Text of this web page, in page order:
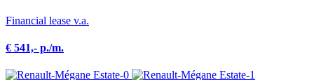
Financial lease v.a.
€ 541,- p./m.